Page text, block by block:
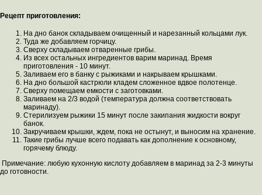
Рецепт приготовления:
На дно банок складываем очищенный и нарезанный кольцами лук.
Туда же добавляем горчицу.
Сверху складываем отваренные грибы.
Из всех остальных ингредиентов варим маринад. Время
приготовления - 10 минут.
Заливаем его в банку с рыжиками и накрываем крышками.
На дно большой кастрюли кладем сложенное вдвое полотенце.
Сверху помещаем емкости с заготовками.
Заливаем на 2/3 водой (температура должна соответствовать
маринаду).
Стерилизуем рыжики 15 минут после закипания жидкости вокруг
банок.
Закручиваем крышки, ждем, пока не остынут, и выносим на хранение.
Такие грибы лучше всего подавать как дополнение к основному,
горячему блюду.
Примечание: любую кухонную кислоту добавляем в маринад за 2-3 минуты
до готовности.